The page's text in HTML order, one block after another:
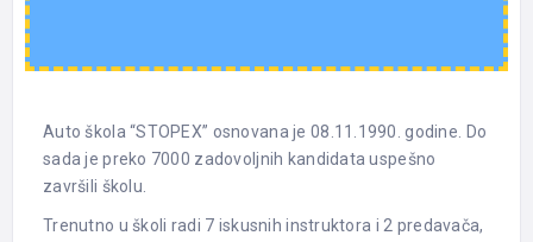
Auto škola “STOPEX” osnovana je 08.11.1990. godine. Do
sada je preko 7000 zadovoljnih kandidata uspešno
završili školu.
Trenutno u školi radi 7 iskusnih instruktora i 2 predavača,